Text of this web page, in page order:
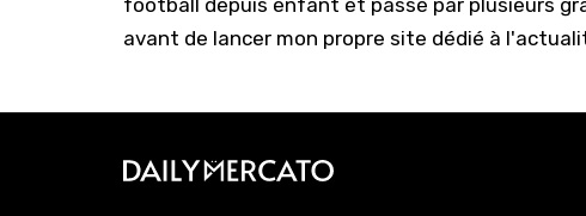
football depuis enfant et passé par plusieurs
avant de lancer mon propre site dédié à